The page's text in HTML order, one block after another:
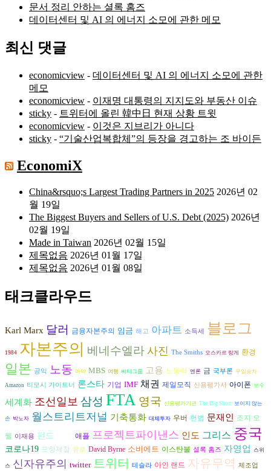
문서 정리 안하는 셜록 홈즈
데이터센터 및 AI 의 에너지 소모에 관한 메모
최신 댓글
economicview - 데이터센터 및 AI 의 에너지 소모에 관한
메모
economicview - 이재명 대통령의 지지도와 부동산 이슈
sticky - 트위터에 올린 韓中日 현재 상황 트윗
economicview - 이것은 지브리가 아니다
sticky - “기술산업복합체”의 등장을 경고하는 조 바이든
EconomiX
China&rsquo;s Largest Trading Partners in 2025 2026년 02
월 19일
The Biggest Buyers and Sellers of U.S. Debt (2025) 2026년
02월 19일
Made in Taiwan 2026년 02월 15일
제목없음 2026년 01월 17일
제목없음 2026년 01월 08일
태크클라우드
Karl Marx 달러 금융자본주의 임금 해고 아파트 소득세 블로그
1984 자본주의 베네수엘라 사진 The Smiths 오스카르 랑게 환경
일본 공익 노동 마약 MBS 여행 씨티그룹 고용 노동력 엔론 금 국부론 무임승차
Amazon 티모시 가이트너 론스타 기업 IMF 채권 제일모직 신용평가사 아이폰 보수
세계화 조선일보 삼성 FTA 영국 신용평가기관 The Big Short 보이지 않는
손 박노자 월스트리트저널 기축통화 대체투자 우버 헌법 문재인 조지 오
웰 이재용 펀드 애플 프로젝트파이낸스 인도 그리스 중국
코로나19 포항제철 유로 David Byrne 소비에트 이스탄불 셜록 홈즈 자영업 스위
스 신자유주의 twitter 트위터 테슬라 아인 랜드 자유무역 제조업